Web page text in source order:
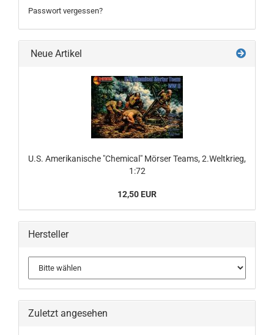
Passwort vergessen?
Neue Artikel
U.S. Amerikanische "Chemical" Mörser Teams, 2.Weltkrieg,
1:72
12,50 EUR
Hersteller
Zuletzt angesehen